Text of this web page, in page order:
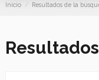
Inicio Resultados de la